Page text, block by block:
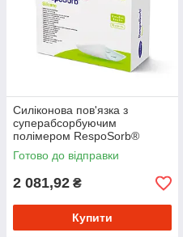
Силіконова пов'язка з
суперабсорбуючим
полімером RespoSorb®
Silicone 8см х 8см, 10шт/уп
Готово до відправки
2 081,92 ₴
Купити